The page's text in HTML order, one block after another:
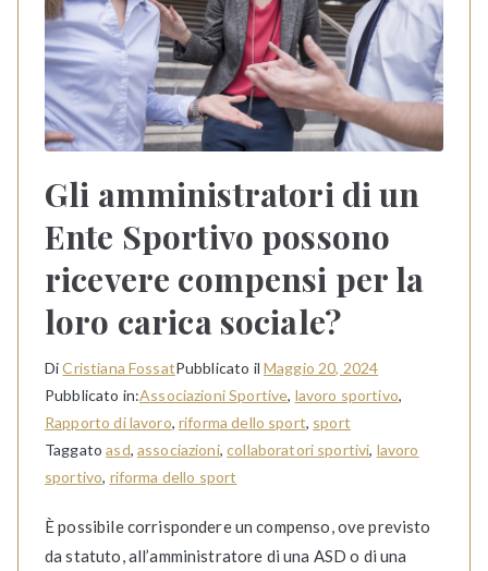
Gli amministratori di un
Ente Sportivo possono
ricevere compensi per la
loro carica sociale?
DiCristiana FossatPubblicato il Maggio 20, 2024
Pubblicato in:Associazioni Sportive, lavoro sportivo,
Rapporto di lavoro,riforma dello sport, sport
Taggatoasd, associazioni,collaboratori sportivi, lavoro
sportivo, riforma dello sport
È possibile corrispondere un compenso, ove previsto
da statuto, all’amministratore di una ASD o di una